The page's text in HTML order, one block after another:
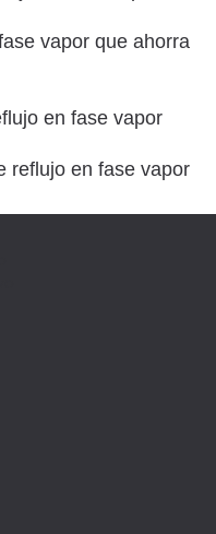
vapor que ahorra
en fase vapor
reflujo en fase vapor